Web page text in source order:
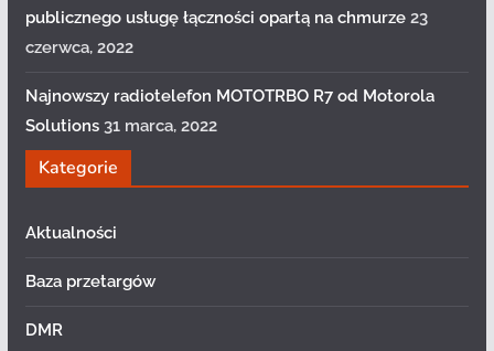
publicznego usługę łączności opartą na chmurze 23
czerwca, 2022
Najnowszy radiotelefon MOTOTRBO R7 od Motorola
Solutions 31 marca, 2022
Kategorie
Aktualności
Baza przetargów
DMR